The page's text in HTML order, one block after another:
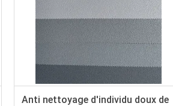
Anti nettoyage d'individu doux de